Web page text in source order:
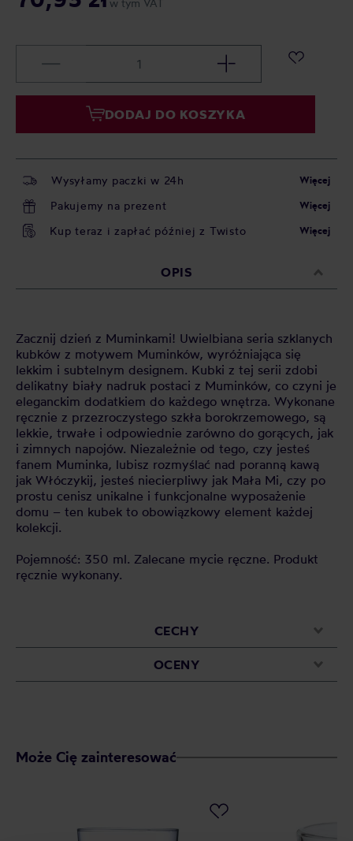
w tym VAT
DODAJ DO KOSZYKA
Wysyłamy paczki w 24h Więcej
Pakujemy na prezent Więcej
Kup teraz i zapłać później z Twisto Więcej
OPIS
Zacznij dzień z Muminkami! Uwielbiana seria szklanych
kubków z motywem Muminków, wyróżniająca się
lekkim i subtelnym designem. Kubki z tej serii zdobi
delikatny biały nadruk postaci z Muminków, co czyni je
eleganckim dodatkiem do każdego wnętrza. Wykonane
ręcznie z przezroczystego szkła borokrzemowego, są
lekkie, trwałe i odpowiednie zarówno do gorących, jak
i zimnych napojów. Niezależnie od tego, czy jesteś
fanem Muminka, lubisz rozmyślać nad poranną kawą
jak Włóczykij, jesteś niecierpliwy jak Mała Mi, czy po
prostu cenisz unikalne i funkcjonalne wyposażenie
domu – ten kubek to obowiązkowy element każdej
kolekcji.
Pojemność: 350 ml. Zalecane mycie ręczne. Produkt
ręcznie wykonany.
CECHY
OCENY
Może Cię zainteresować